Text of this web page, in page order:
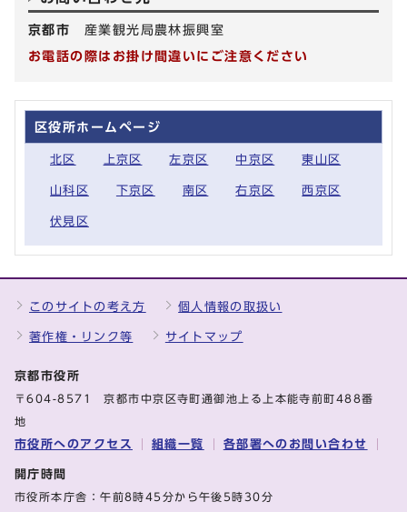
京都市 産業観光局農林振興室
お電話の際はお掛け間違いにご注意ください
区役所ホームページ
北区 上京区 左京区 中京区 東山区
山科区 下京区 南区 右京区 西京区
伏見区
このサイトの考え方 個人情報の取扱い
著作権・リンク等 サイトマップ
京都市役所
〒604-8571 京都市中京区寺町通御池上る上本能寺前町488番
地
市役所へのアクセス 組織一覧 各部署へのお問い合わせ
開庁時間
市役所本庁舎：午前8時45分から午後5時30分